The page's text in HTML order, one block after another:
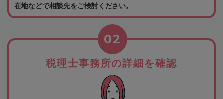
在地などで相談先をご検討ください。
税理士事務所の詳細を確認
02